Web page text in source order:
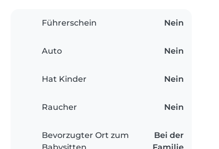
Führerschein Nein
Auto Nein
Hat Kinder Nein
Raucher Nein
Bevorzugter Ort zum
Bei der